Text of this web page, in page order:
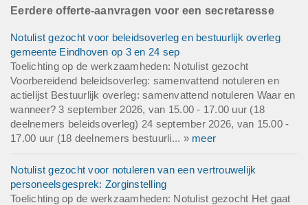
Eerdere offerte-aanvragen voor een secretaresse
Notulist gezocht voor beleidsoverleg en bestuurlijk overleg
gemeente Eindhoven op 3 en 24 sep
Toelichting op de werkzaamheden: Notulist gezocht
Voorbereidend beleidsoverleg: samenvattend notuleren en
actielijst Bestuurlijk overleg: samenvattend notuleren Waar en
wanneer? 3 september 2026, van 15.00 - 17.00 uur (18
deelnemers beleidsoverleg) 24 september 2026, van 15.00 -
17.00 uur (18 deelnemers bestuurli... » meer
Notulist gezocht voor notuleren van een vertrouwelijk
personeelsgesprek: Zorginstelling
Toelichting op de werkzaamheden: Notulist gezocht Het gaat